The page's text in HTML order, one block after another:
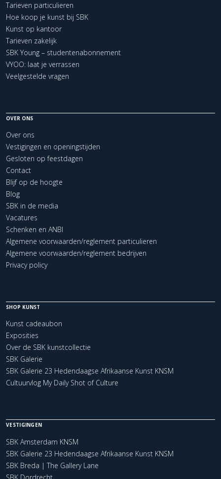
Tarieven particulieren
Hoe koop je kunst bij SBK
Kunst op kantoor
Tarieven zakelijk
SBK Young – studentenabonnement
VYOO: laat je verrassen
Veelgestelde vragen
OVER ONS
Over ons
Vestigingen en openingstijden
Gesloten op feestdagen
Contact
Blijf op de hoogte
Blog
SBK in de media
Vacatures
Schenken en ANBI
Algemene voorwaarden/reglement particulieren
Algemene voorwaarden/reglement bedrijven
Privacy policy
SHOP KUNST
Kunst cadeaubon
Exposities
Over de SBK kunstcollectie
SBK Galerie
SBK Galerie 23 Hedendaagse Afrikaanse Kunst KNSM
Cultuurvlog My Daily Shot of Culture
VESTIGINGEN
SBK Amsterdam KNSM
SBK Galerie 23 Hedendaagse Afrikaanse Kunst KNSM
SBK Breda | The Gallery Lane